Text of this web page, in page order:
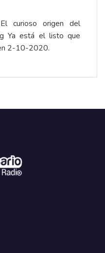
El curioso origen del
Ya está el listo que
2-10-2020.